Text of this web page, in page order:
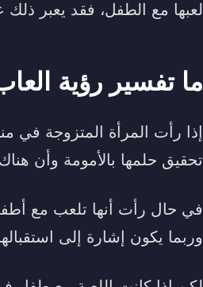
لعبها مع الطفل، فقد يعبر ذلك
ما تفسير رؤية
إذا رأت المرأة المتزوجة في
تحقيق حلمها بالأمومة وأن
في حال رأت أنها تلعب مع
وربما يكون إشارة إلى